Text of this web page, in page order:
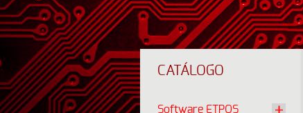
CATÁLOGO
Software ETPOS